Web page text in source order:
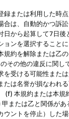
または利用した時
は、自動的かつ訴
から起算して7日
ョンを選択するこ
約を解除または乙
その他の違反に関
受ける可能性また
たは名誉が損なわれ
(f) 本規約または本
または乙と関係が
ントを停止）した